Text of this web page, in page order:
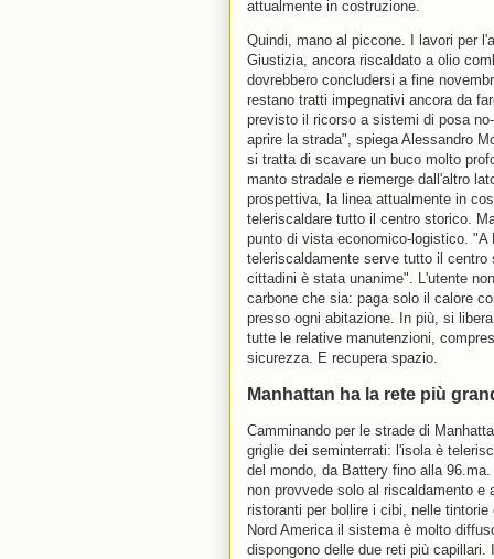
attualmente in costruzione.
Quindi, mano al piccone. I lavori per
Giustizia, ancora riscaldato a olio
dovrebbero concludersi a fine
restano tratti impegnativi ancora da
previsto il ricorso a sistemi di posa
aprire la strada", spiega Alessandro
si tratta di scavare un buco molto
manto stradale e riemerge dall'altro
prospettiva, la linea attualmente in
teleriscaldare tutto il centro storico.
punto di vista economico-logistico.
teleriscaldamente serve tutto il
cittadini è stata unanime". L'utente
carbone che sia: paga solo il calore
presso ogni abitazione. In più, si
tutte le relative manutenzioni,
sicurezza. E recupera spazio.
Manhattan ha la rete più
Camminando per le strade di
griglie dei seminterrati: l'isola è
del mondo, da Battery fino alla
non provvede solo al riscaldamento e
ristoranti per bollire i cibi, nelle
Nord America il sistema è molto
dispongono delle due reti più